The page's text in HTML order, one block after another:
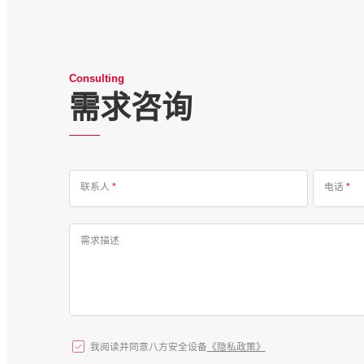
Consulting
需求咨询
联系人* 电话*
需求描述
我阅读并同意八方安全设备 《隐私政策》